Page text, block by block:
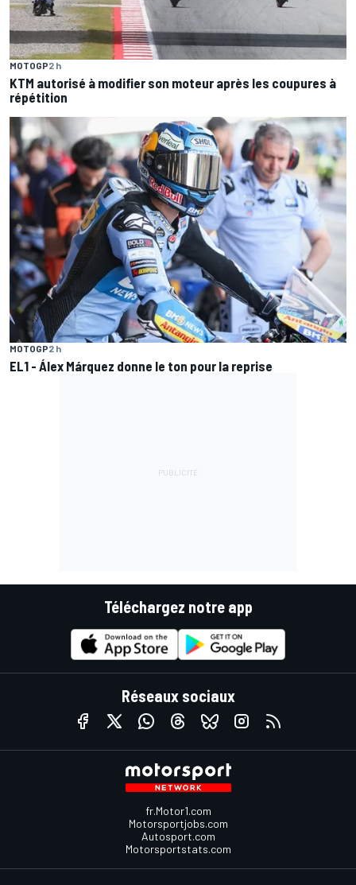
MOTOGP2 h
KTM autorisé à modifier son moteur après les coupures à
répétition
MOTOGP2 h
EL1 - Álex Márquez donne le ton pour la reprise
Téléchargez notre app
Réseaux sociaux
fr.Motor1.com
Motorsportjobs.com
Autosport.com
Motorsportstats.com